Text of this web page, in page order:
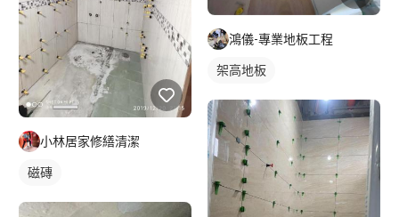
小林居家修繕清潔
磁磚
鴻儀-專業地板工程
架高地板